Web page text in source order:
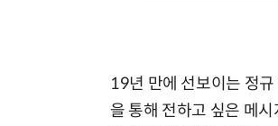
19년 만에 선보이는 정
을 통해 전하고 싶은 메